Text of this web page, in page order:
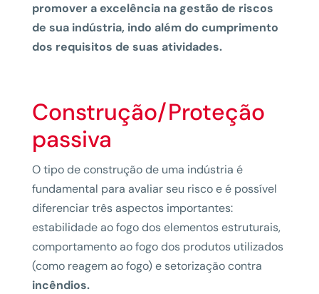
promover a excelência na gestão de riscos
de sua indústria, indo além do cumprimento
dos requisitos de suas atividades.
Construção/Proteção
passiva
O tipo de construção de uma indústria é
fundamental para avaliar seu risco e é possível
diferenciar três aspectos importantes:
estabilidade ao fogo dos elementos estruturais,
comportamento ao fogo dos produtos utilizados
(como reagem ao fogo) e setorização contra
incêndios.